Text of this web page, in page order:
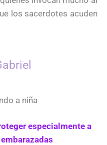
los sacerdotes acuden
especialmente a